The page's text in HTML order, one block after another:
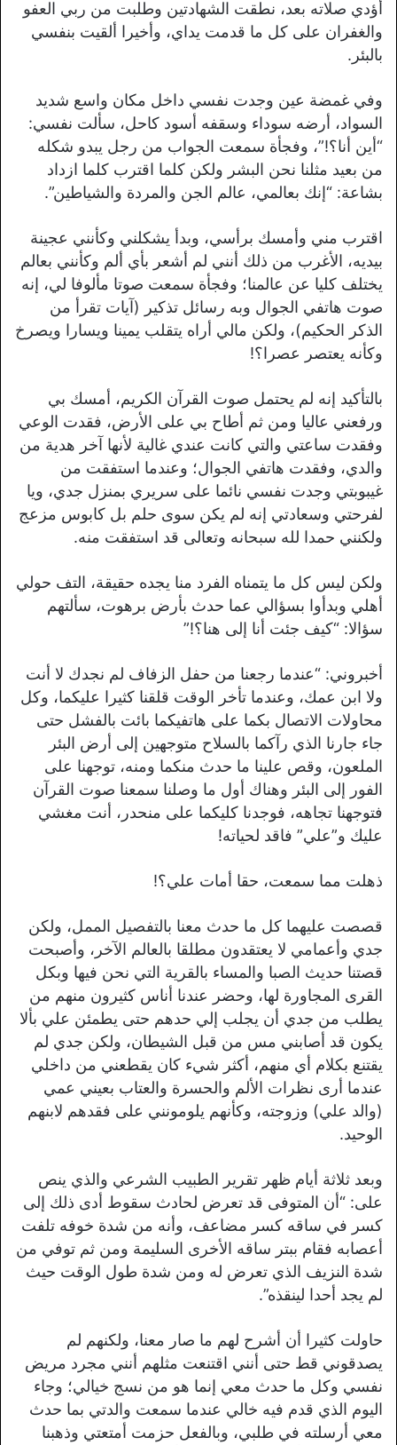
أؤدي صلاته بعد، نطقت الشهادتين وطلبت من ربي العفو
والغفران على كل ما قدمت يداي، وأخيرا ألقيت بنفسي
بالبئر.
وفي غمضة عين وجدت نفسي داخل مكان واسع شديد
السواد، أرضه سوداء وسقفه أسود كاحل، سألت نفسي:
“أين أنا؟!”، وفجأة سمعت الجواب من رجل يبدو شكله
من بعيد مثلنا نحن البشر ولكن كلما اقترب كلما ازداد
بشاعة: “إنك بعالمي، عالم الجن والمردة والشياطين”.
اقترب مني وأمسك برأسي، وبدأ يشكلني وكأنني عجينة
بيديه، الأغرب من ذلك أنني لم أشعر بأي ألم وكأنني بعالم
يختلف كليا عن عالمنا؛ وفجأة سمعت صوتا مألوفا لي، إنه
صوت هاتفي الجوال وبه رسائل تذكير (آيات تقرأ من
الذكر الحكيم)، ولكن مالي أراه يتقلب يمينا ويسارا ويصرخ
وكأنه يعتصر عصرا؟!
بالتأكيد إنه لم يحتمل صوت القرآن الكريم، أمسك بي
ورفعني عاليا ومن ثم أطاح بي على الأرض، فقدت الوعي
وفقدت ساعتي والتي كانت عندي غالية لأنها آخر هدية من
والدي، وفقدت هاتفي الجوال؛ وعندما استفقت من
غيبوبتي وجدت نفسي نائما على سريري بمنزل جدي، ويا
لفرحتي وسعادتي إنه لم يكن سوى حلم بل كابوس مزعج
ولكنني حمدا لله سبحانه وتعالى قد استفقت منه.
ولكن ليس كل ما يتمناه الفرد منا يجده حقيقة، التف حولي
أهلي وبدأوا بسؤالي عما حدث بأرض برهوت، سألتهم
سؤالا: “كيف جئت أنا إلى هنا؟!”
أخبروني: “عندما رجعنا من حفل الزفاف لم نجدك لا أنت
ولا ابن عمك، وعندما تأخر الوقت قلقنا كثيرا عليكما، وكل
محاولات الاتصال بكما على هاتفيكما بائت بالفشل حتى
جاء جارنا الذي رآكما بالسلاح متوجهين إلى أرض البئر
الملعون، وقص علينا ما حدث منكما ومنه، توجهنا على
الفور إلى البئر وهناك أول ما وصلنا سمعنا صوت القرآن
فتوجهنا تجاهه، فوجدنا كليكما على منحدر، أنت مغشي
عليك و”علي” فاقد لحياته!
ذهلت مما سمعت، حقا أمات علي؟!
قصصت عليهما كل ما حدث معنا بالتفصيل الممل، ولكن
جدي وأعمامي لا يعتقدون مطلقا بالعالم الآخر، وأصبحت
قصتنا حديث الصبا والمساء بالقرية التي نحن فيها وبكل
القرى المجاورة لها، وحضر عندنا أناس كثيرون منهم من
يطلب من جدي أن يجلب إلي حدهم حتى يطمئن علي بألا
يكون قد أصابني مس من قبل الشيطان، ولكن جدي لم
يقتنع بكلام أي منهم، أكثر شيء كان يقطعني من داخلي
عندما أرى نظرات الألم والحسرة والعتاب بعيني عمي
(والد علي) وزوجته، وكأنهم يلومونني على فقدهم لابنهم
الوحيد.
وبعد ثلاثة أيام ظهر تقرير الطبيب الشرعي والذي ينص
على: “أن المتوفى قد تعرض لحادث سقوط أدى ذلك إلى
كسر في ساقه كسر مضاعف، وأنه من شدة خوفه تلفت
أعصابه فقام ببتر ساقه الأخرى السليمة ومن ثم توفي من
شدة النزيف الذي تعرض له ومن شدة طول الوقت حيث
لم يجد أحدا لينقذه”.
حاولت كثيرا أن أشرح لهم ما صار معنا، ولكنهم لم
يصدقوني قط حتى أنني اقتنعت مثلهم أنني مجرد مريض
نفسي وكل ما حدث معي إنما هو من نسج خيالي؛ وجاء
اليوم الذي قدم فيه خالي عندما سمعت والدتي بما حدث
معي أرسلته في طلبي، وبالفعل حزمت أمتعتي وذهبنا